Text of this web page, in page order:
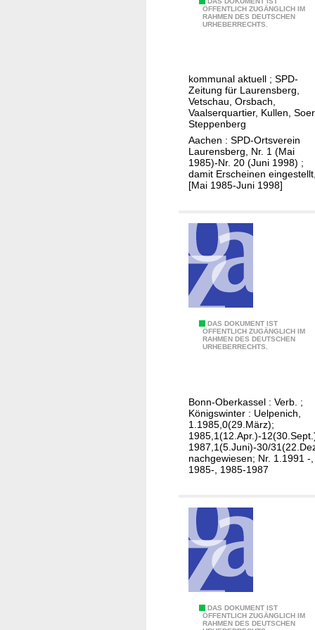
u
u
m
w
e
l
t
g
r
c
t
m
e
n
S
c
h
l
o
s
s
E
c
s
ÖFFENTLICH ZUGÄNGLICH IM
RAHMEN DES DEUTSCHEN
URHEBERRECHTS.
n
s
b
ü
r
g
e
kommunal aktuell ; SPD-
Zeitung für Laurensberg,
Vetschau, Orsbach,
Vaalserquartier, Kullen,
Steppenberg
Aachen : SPD-Ortsverein
Laurensberg, Nr. 1 (Mai
1985)-Nr. 20 (Juni 1998) ;
damit Erscheinen
[Mai 1985-Juni 1998]
DAS DOKUMENT IST
ÖFFENTLICH ZUGÄNGLICH IM
RAHMEN DES DEUTSCHEN
URHEBERRECHTS.
O
a
s
s
e
l
r
Z
e
t
Bonn-Oberkassel : Verb. ;
Königswinter : Uelpenich,
1.1985,0(29.März);
1985,1(12.Apr.)-
1987,1(5.Juni)-30/
nachgewiesen; Nr. 1.1991 -,
1985-, 1985-1987
DAS DOKUMENT IST
ÖFFENTLICH ZUGÄNGLICH IM
RAHMEN DES DEUTSCHEN
W